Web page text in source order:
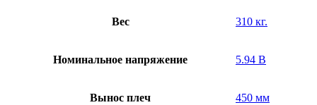
Вес 310 кг.
Номинальное напряжение 5.94 В
Вынос плеч 450 мм